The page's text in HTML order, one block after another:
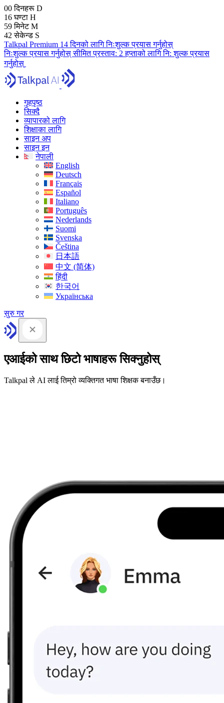
00 दिनहरू D
16 घण्टा H
59 मिनेटM
41 सेकेन्ड S
Talkpal Premium 14 दिनको लागि निःशुल्क प्रयास गर्नुहोस्
निःशुल्क प्रयास गर्नुहोस्सीमित प्रस्ताव: 2 हप्ताको लागि नि: शुल्क प्रयास
गर्नुहोस्
गृहपृष्ठ
सिक्दै
व्यापारको लागि
शिक्षाका लागि
साइन अप
साइन इन
नेपाली
English
Deutsch
Français
Español
Italiano
Português
Nederlands
Suomi
Svenska
Čeština
日本語
中文 (简体)
हिंदी
한국어
Українська
सुरु गर
एआईको साथ छिटो भाषाहरू सिक्नुहोस्
Talkpal ले AI लाई तिम्रो व्यक्तिगत भाषा शिक्षक बनाउँछ।